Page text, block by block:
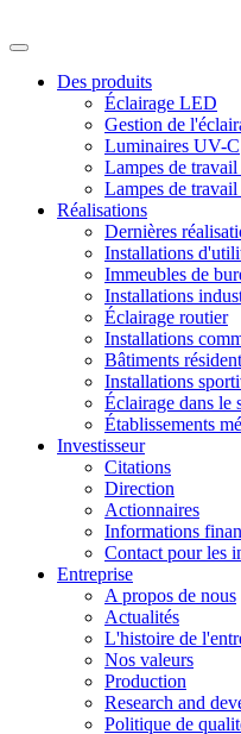
Des produits
Éclairage LED
Gestion de
Luminaires UV-C
Lampes de
Lampes de travail
Réalisations
Dernières
Installations
Immeubles de
Installations
Éclairage routier
Installations
Bâtiments
Installations
Éclairage dans le
Établissements
Investisseur
Citations
Direction
Actionnaires
Informations
Contact pour les
Entreprise
A propos de nous
Actualités
L'histoire de
Nos valeurs
Production
Research and
Politique de